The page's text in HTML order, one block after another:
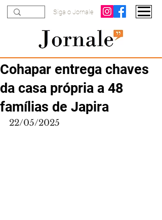
Siga o Jornale
Cohapar entrega chaves
da casa própria a 48
famílias de Japira
22/05/2025